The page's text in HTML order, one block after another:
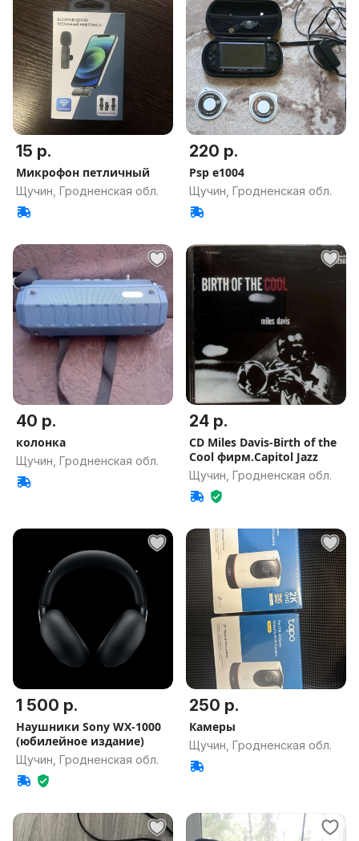
15 р.
Микрофон петличный
Щучин, Гродненская обл.
220 р.
Psp e1004
Щучин, Гродненская обл.
40 р.
колонка
Щучин, Гродненская обл.
24 р.
CD Miles Davis-Birth of the
Cool фирм.Capitol Jazz
Щучин, Гродненская обл.
1 500 р.
Наушники Sony WX-1000
(юбилейное издание)
Щучин, Гродненская обл.
250 р.
Камеры
Щучин, Гродненская обл.